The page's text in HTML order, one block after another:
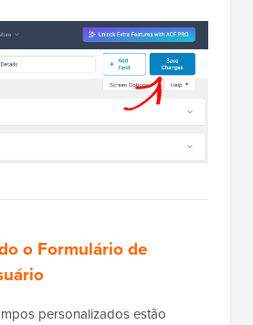
o Formulário de
personalizados estão